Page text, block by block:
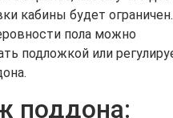
кабины будет ограничен.
пола можно
подложкой или
поддона: